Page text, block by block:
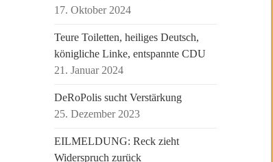
17. Oktober 2024
Teure Toiletten, heiliges Deutsch,
königliche Linke, entspannte CDU
21. Januar 2024
DeRoPolis sucht Verstärkung
25. Dezember 2023
EILMELDUNG: Reck zieht
Widerspruch zurück